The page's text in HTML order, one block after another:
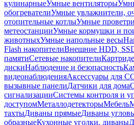
кулинарныеУмные вентиляторы
обогревателиУмные увлажнители,
отопительные котлыУмные
метеостанцииУмные кормушки и
животныхУмные напольные весы
Flash накопителиВнешние HDD,
памятиСетевые накопители
дискиНаблюдение и безопасность
видеонаблюденияАксессуары для
вызывные панелиДатчики для дома
сигнализацииСистемы контроля и
доступомМеталлодетекторыМебель
тахтыДиваны прямыеДиваны
образныеКухонные уголки, диваны